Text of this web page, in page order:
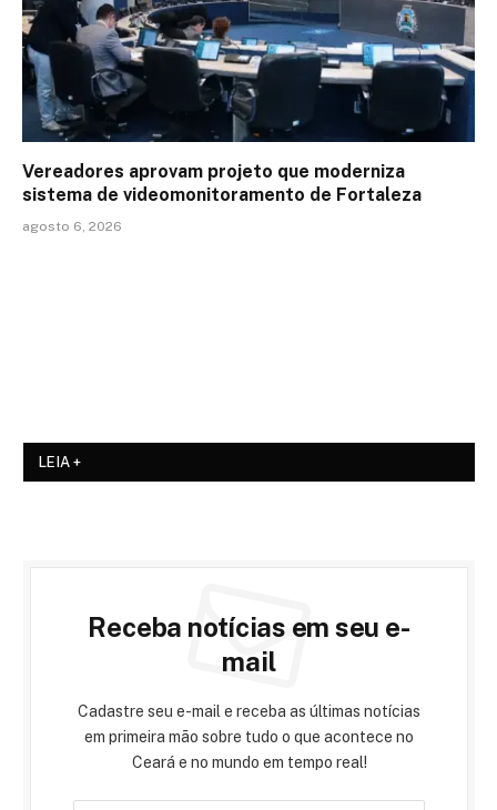
Vereadores aprovam projeto que moderniza
sistema de videomonitoramento de Fortaleza
agosto 6, 2026
LEIA +
Receba notícias em seu e-
mail
Cadastre seu e-mail e receba as últimas notícias
em primeira mão sobre tudo o que acontece no
Ceará e no mundo em tempo real!